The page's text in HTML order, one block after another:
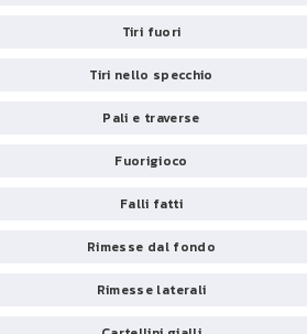
Tiri fuori
Tiri nello specchio
Pali e traverse
Fuorigioco
Falli fatti
Rimesse dal fondo
Rimesse laterali